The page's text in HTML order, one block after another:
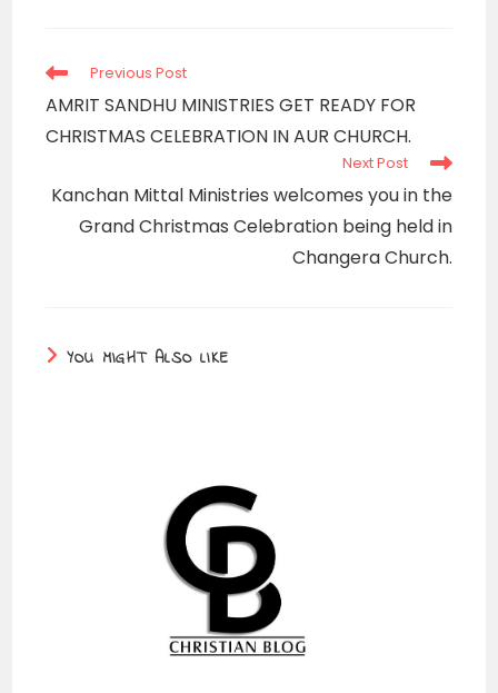
Read
articles
Previous Post
AMRIT SANDHU MINISTRIES GET READY FOR
CHRISTMAS CELEBRATION IN AUR CHURCH.
Next Post
Kanchan Mittal Ministries welcomes you in the
Grand Christmas Celebration being held in
Changera Church.
YOU MIGHT ALSO LIKE